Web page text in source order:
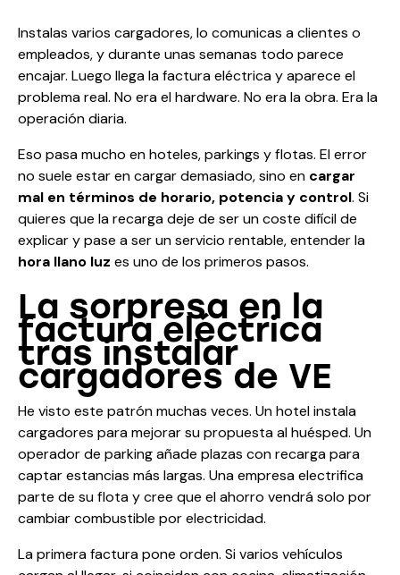
Instalas varios cargadores, lo comunicas a clientes o
empleados, y durante unas semanas todo parece
encajar. Luego llega la factura eléctrica y aparece el
problema real. No era el hardware. No era la obra. Era la
operación diaria.
Eso pasa mucho en hoteles, parkings y flotas. El error
no suele estar en cargar demasiado, sino en cargar
mal en términos de horario, potencia y control. Si
quieres que la recarga deje de ser un coste difícil de
explicar y pase a ser un servicio rentable, entender la
hora llano luz es uno de los primeros pasos.
La sorpresa en la
factura eléctrica
tras instalar
cargadores de VE
He visto este patrón muchas veces. Un hotel instala
cargadores para mejorar su propuesta al huésped. Un
operador de parking añade plazas con recarga para
captar estancias más largas. Una empresa electrifica
parte de su flota y cree que el ahorro vendrá solo por
cambiar combustible por electricidad.
La primera factura pone orden. Si varios vehículos